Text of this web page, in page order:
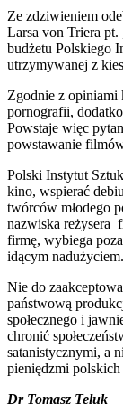
Ze zdziwieniem
Larsa von Triera pt.
budżetu Polskiego
utrzymywanej z
Zgodnie z opiniami
pornografii,
Powstaje więc
powstawanie
Polski Instytut
kino, wspierać
twórców młodego
nazwiska reżysera
firmę, wybiega
idącym nadużyciem.
Nie do
państwową
społecznego i
chronić
satanistycznymi, a
pieniędzmi
Dr Tomasz Teluk